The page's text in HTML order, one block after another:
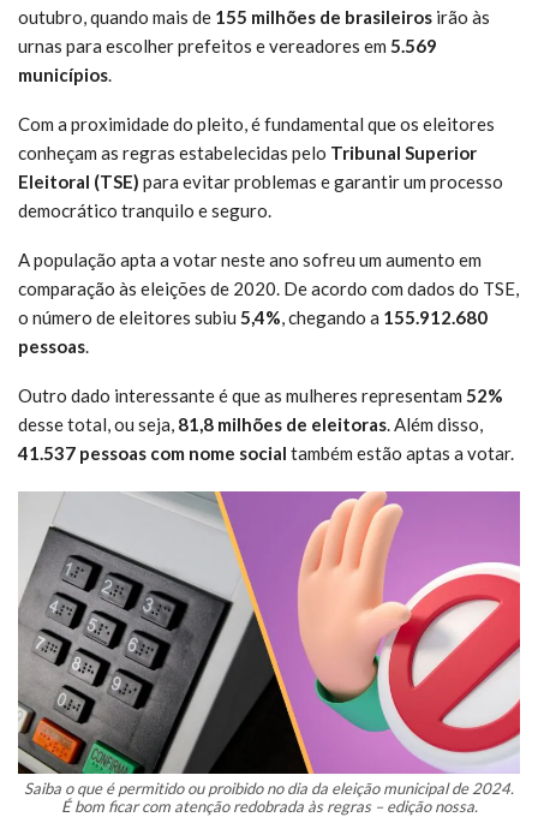
outubro, quando mais de 155 milhões de brasileiros irão às
urnas para escolher prefeitos e vereadores em 5.569
municípios.
Com a proximidade do pleito, é fundamental que os eleitores
conheçam as regras estabelecidas pelo Tribunal Superior
Eleitoral (TSE) para evitar problemas e garantir um processo
democrático tranquilo e seguro.
A população apta a votar neste ano sofreu um aumento em
comparação às eleições de 2020. De acordo com dados do TSE,
o número de eleitores subiu 5,4%, chegando a 155.912.680
pessoas.
Outro dado interessante é que as mulheres representam 52%
desse total, ou seja, 81,8 milhões de eleitoras. Além disso,
41.537 pessoas com nome social também estão aptas a votar.
Saiba o que é permitido ou proibido no dia da eleição municipal de 2024.
É bom ficar com atenção redobrada às regras – edição nossa.